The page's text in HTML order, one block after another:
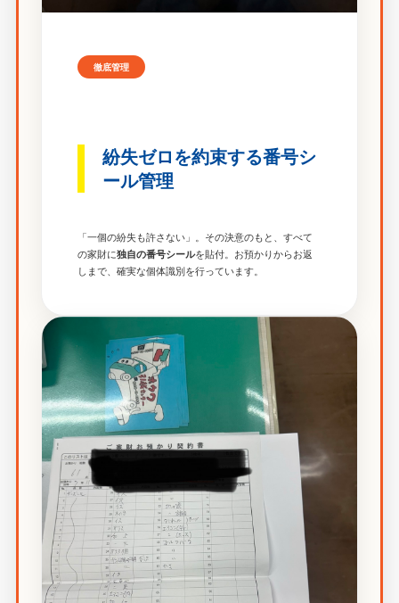
徹底管理
紛失ゼロを約束する番号シ
ール管理
「一個の紛失も許さない」。その決意のもと、すべて
の家財に独自の番号シールを貼付。お預かりからお返
しまで、確実な個体識別を行っています。